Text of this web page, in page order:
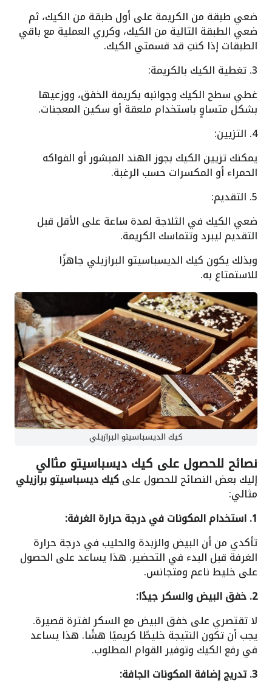
ضعي طبقة من الكريمة على أول طبقة من الكيك، ثم
ضعي الطبقة التالية من الكيك، وكرري العملية مع باقي
الطبقات إذا كنتِ قد قسمتي الكيك.
3. تغطية الكيك بالكريمة:
غطي سطح الكيك وجوانبه بكريمة الخفق، ووزعيها
بشكل متساوٍ باستخدام ملعقة أو سكين المعجنات.
4. التزيين:
يمكنك تزيين الكيك بجوز الهند المبشور أو الفواكه
الحمراء أو المكسرات حسب الرغبة.
5. التقديم:
ضعي الكيك في الثلاجة لمدة ساعة على الأقل قبل
التقديم ليبرد وتتماسك الكريمة.
وبذلك يكون كيك الديسباسيتو البرازيلي جاهزًا
للاستمتاع به.
كيك الديسباسيتو البرازيلي
نصائح للحصول على كيك ديسباسيتو مثالي
إليك بعض النصائح للحصول علىكيك ديسباسيتو برازيلي
مثالي:
1. استخدام المكونات في درجة حرارة الغرفة:
تأكدي من أن البيض والزبدة والحليب في درجة حرارة
الغرفة قبل البدء في التحضير. هذا يساعد على الحصول
على خليط ناعم ومتجانس.
2. خفق البيض والسكر جيدًا:
لا تقتصري على خفق البيض مع السكر لفترة قصيرة.
يجب أن تكون النتيجة خليطًا كريميًا هشًا. هذا يساعد
في رفع الكيك وتوفير القوام المطلوب.
3. تدريج إضافة المكونات الجافة: